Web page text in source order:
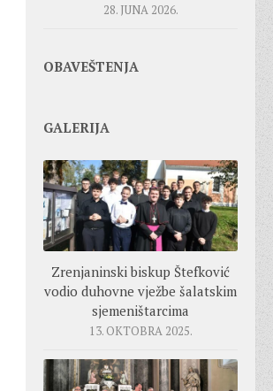
28. JUNA 2026.
OBAVEŠTENJA
GALERIJA
Zrenjaninski biskup Štefković
vodio duhovne vježbe šalatskim
sjemeništarcima
13. OKTOBRA 2025.